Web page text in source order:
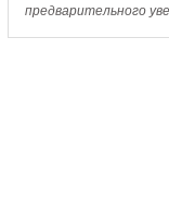
предварительного